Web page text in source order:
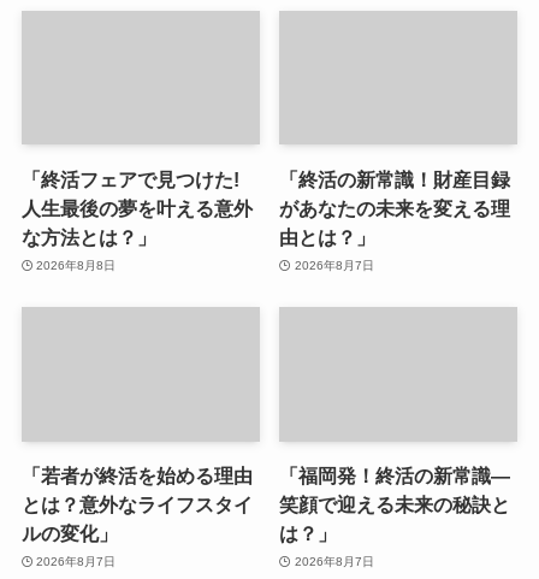
「終活フェアで見つけた!
人生最後の夢を叶える意外
な方法とは？」
2026年8月8日
「終活の新常識！財産目録
があなたの未来を変える理
由とは？」
2026年8月7日
「若者が終活を始める理由
とは？意外なライフスタイ
ルの変化」
2026年8月7日
「福岡発！終活の新常識—
笑顔で迎える未来の秘訣と
は？」
2026年8月7日